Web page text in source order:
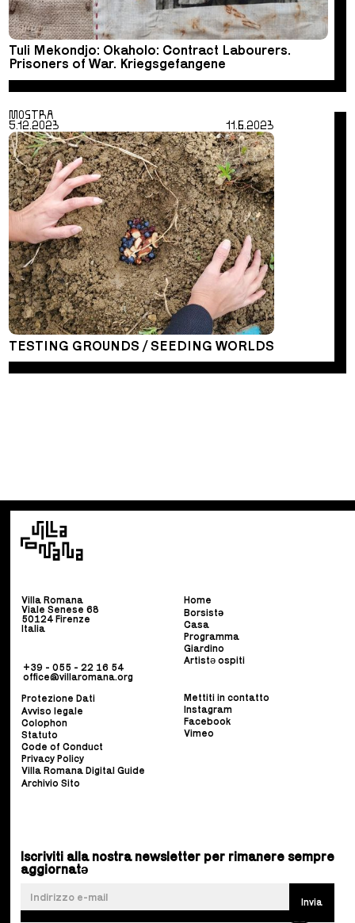
Tuli Mekondjo: Okaholo: Contract Labourers.
Prisoners of War. Kriegsgefangene
MOSTRA
5.12.2023
11.6.2023
TESTING GROUNDS / SEEDING WORLDS
Villa Romana
Viale Senese 68
50124 Firenze
Italia
+39 - 055 - 22 16 54
office@villaromana.org
Home
Borsistə
Casa
Programma
Giardino
Artistə ospiti
Protezione Dati
Avviso legale
Colophon
Statuto
Code of Conduct
Privacy Policy
Villa Romana Digital Guide
Archivio Sito
Mettiti in contatto
Instagram
Facebook
Vimeo
Iscriviti alla nostra newsletter per rimanere sempre
aggiornatə